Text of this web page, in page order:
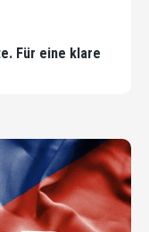
Für eine klare